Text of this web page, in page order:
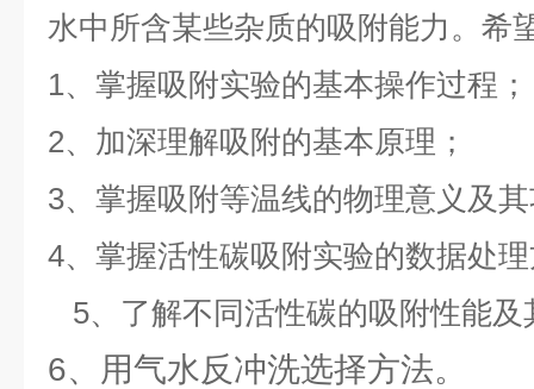
水中所含某些杂质的吸附能力。希
1、掌握吸附实验的基本操作过程；
2、加深理解吸附的基本原理；
3、掌握吸附等温线的物理意义及
4、掌握活性碳吸附实验的数据处
5、了解不同活性碳的吸附性能及
6、用气水反冲洗选择方法。